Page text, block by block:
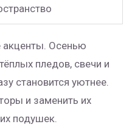
Осенью
пледов, свечи и
становится уютнее.
и заменить их
подушек.